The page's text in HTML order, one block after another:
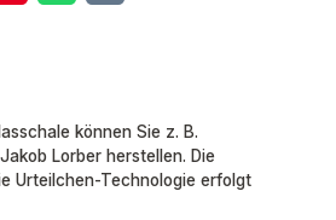
können Sie z. B.
Lorber herstellen. Die
Urteilchen-Technologie erfolgt